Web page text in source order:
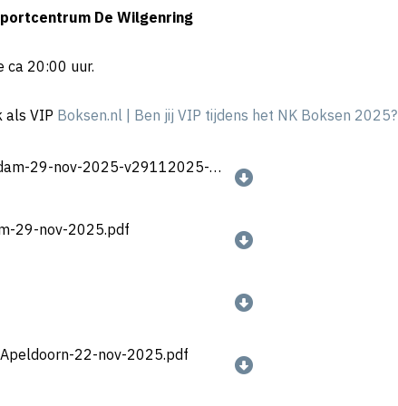
De Wilgenring
ca 20:00 uur.
als VIP Boksen.nl | Ben jij VIP tijdens het NK Boksen 2025?
Programma-NK-Boksen-dag-4-Rotterdam-29-nov-2025-v29112025-v2.pdf
29-nov-2025.pdf
22-nov-2025.pdf